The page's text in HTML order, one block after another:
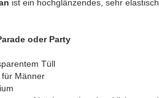
ist ein hochglänzendes, sehr
oder Party
Tüll
Männer